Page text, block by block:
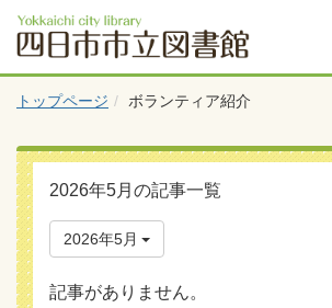
トップページ ボランティア紹介
2026年5月の記事一覧
2026年5月
記事がありません。